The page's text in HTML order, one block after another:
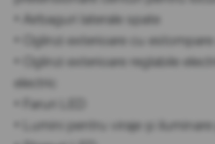
• Airbaguri laterale spate
• Oglinzi exterioare cu
• Oglinzi exterioare reglabile
electric
• Faruri LED
• Lumini pentru viraje și